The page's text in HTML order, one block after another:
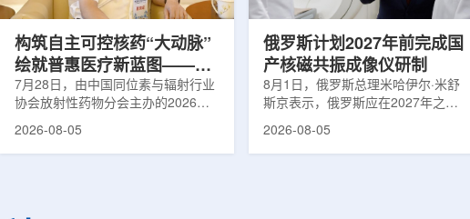
学能够直接在量子计算框架中表示和
期约为6.6天，从生产、运输到药物
构筑自主可控核药“大动脉”
绘就普惠医疗新蓝图——专
访中国同辐总工程师、中核
集团首席科学家刘蕴韬
7月28日，由中国同位素与辐射行业
协会放射性药物分会主办的2026年
放射性药物创新发展大会在山西省太
2026-08-05
俄罗斯计划2027年前完成国
产核磁共振成像仪研制
8月1日，俄罗斯总理米哈伊尔·米舒
斯京表示，俄罗斯应在2027年之前
完成国产核磁共振成像仪的研制工
2026-08-05